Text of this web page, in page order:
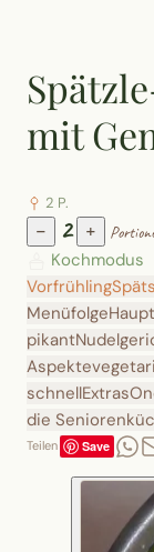
mit
2 P.
− 2 +
Kochmodus
Vorfrühling
Menüfolge
pikant
Aspekte
schnellExtras
die
Teilen Save